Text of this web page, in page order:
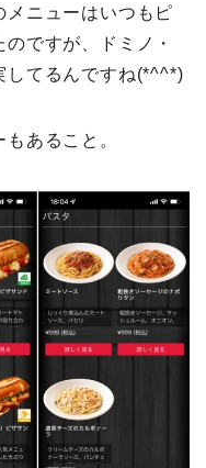
メニューはいつもピ
ですが、ドミノ・
してるんですね(*^^*)
あること。